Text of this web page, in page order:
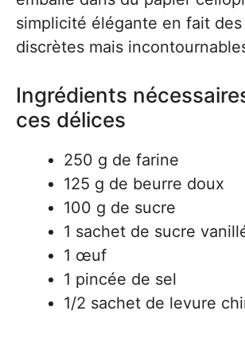
simplicité élégante en fait des
discrètes mais
Ingrédients
ces délices
250 g de farine
125 g de beurre doux
100 g de sucre
1 sachet de sucre
1 œuf
1 pincée de sel
1/2 sachet de levure